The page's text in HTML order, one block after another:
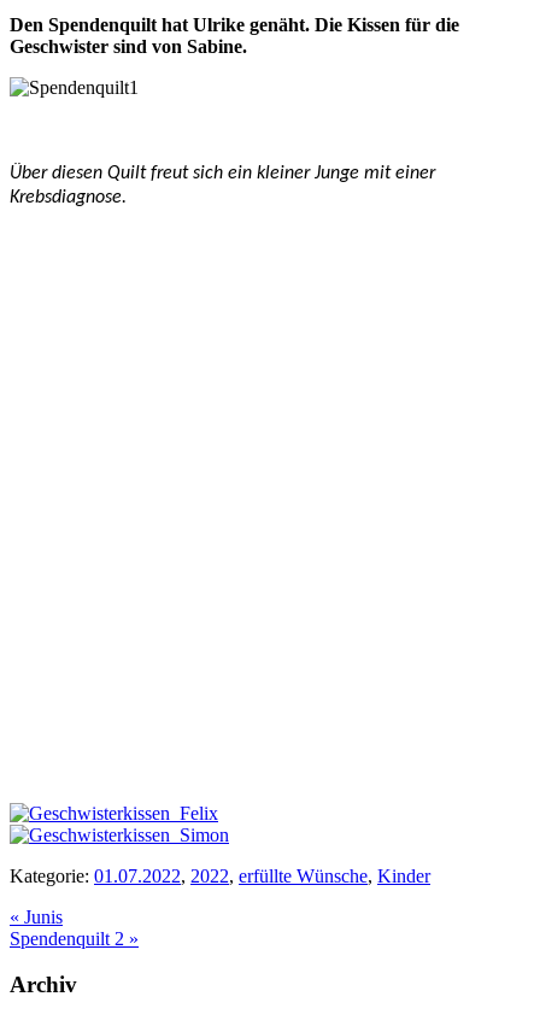
Den Spendenquilt hat Ulrike genäht. Die Kissen für die
Geschwister sind von Sabine.
Über diesen Quilt freut sich ein kleiner Junge mit einer
Krebsdiagnose.
Kategorie: 01.07.2022, 2022, erfüllte Wünsche, Kinder
Vorheriger
Beitrag:
« Junis
Nächster
Spendenquilt 2 »
Seitenspalte
Archiv